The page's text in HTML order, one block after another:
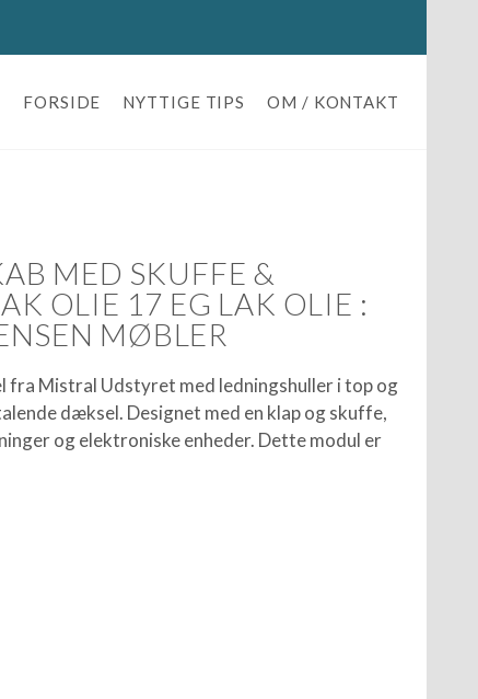
FORSIDE NYTTIGE TIPS OM / KONTAKT
MED SKUFFE &
OLIE 17 EG LAK OLIE :
MØBLER
fra Mistral Udstyret med ledningshuller i top og
dæksel. Designet med en klap og skuffe,
og elektroniske enheder. Dette modul er